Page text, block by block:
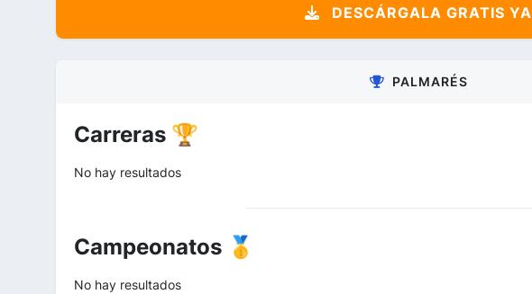
DESCÁRGALA GRATIS YA
PALMARÉS
Carreras 🏆
No hay resultados
Campeonatos 🥇
No hay resultados